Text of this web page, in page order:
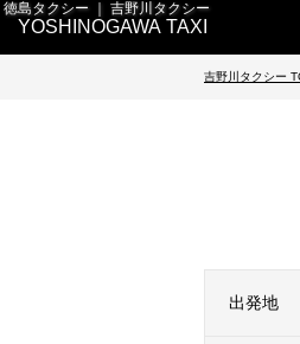
徳島タクシー ｜ 吉野川タクシー
YOSHINOGAWA TAXI
吉野川タクシー
出発地